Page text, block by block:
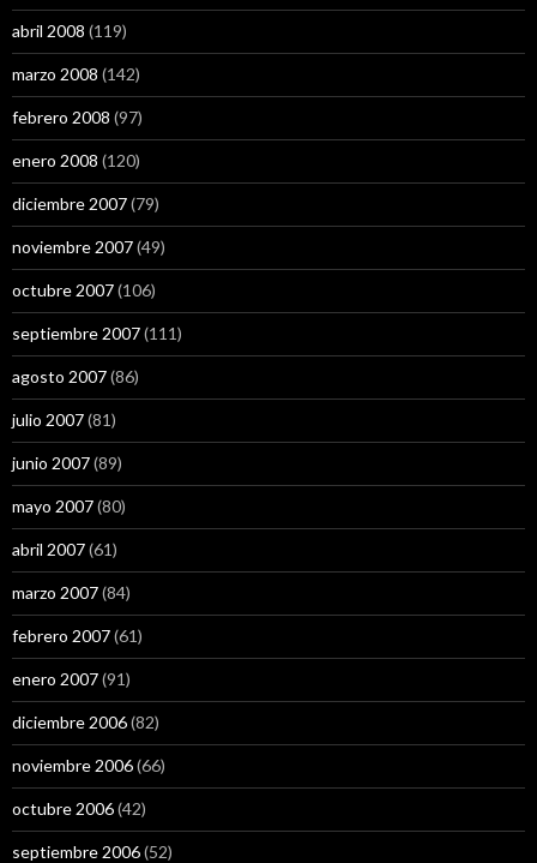
abril 2008 (119)
marzo 2008 (142)
febrero 2008 (97)
enero 2008 (120)
diciembre 2007(79)
noviembre 2007(49)
octubre 2007(106)
septiembre 2007(111)
agosto 2007(86)
julio 2007(81)
junio 2007(89)
mayo 2007(80)
abril 2007(61)
marzo 2007(84)
febrero 2007(61)
enero 2007(91)
diciembre 2006(82)
noviembre 2006(66)
octubre 2006(42)
septiembre 2006(52)